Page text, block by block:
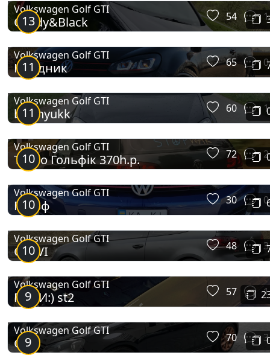
13
Volkswagen Golf GTI
Candy&Black 54 1
11
Volkswagen Golf GTI
Негідник 65 0
11
Volkswagen Golf GTI
brrynyukk 60 1
10
Volkswagen Golf GTI
Турбо Гольфік 370h.p. 72 2
10
Volkswagen Golf GTI
Гольф 30 0
10
Volkswagen Golf GTI
GTI VI 48 3
9
Volkswagen Golf GTI
ГэТэИ:) st2 57 1
9
Volkswagen Golf GTI
GTI 70 3